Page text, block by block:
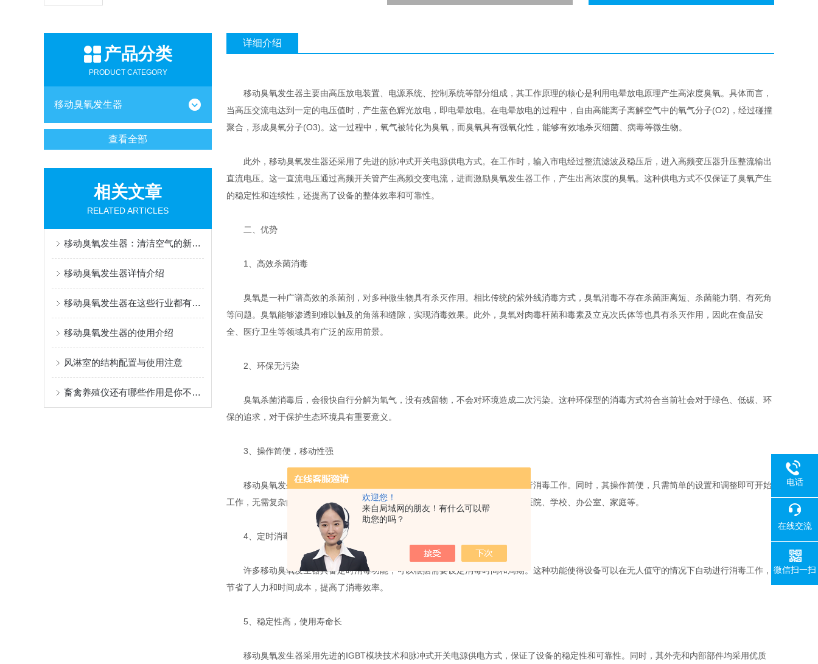
欢迎您！
来自局域网的朋友！有什么可以帮
助您的吗？
产品分类
PRODUCT CATEGORY
移动臭氧发生器
查看全部
相关文章
RELATED ARTICLES
移动臭氧发生器：清洁空气的新利器
移动臭氧发生器详情介绍
移动臭氧发生器在这些行业都有应用
移动臭氧发生器的使用介绍
风淋室的结构配置与使用注意
畜禽养殖仪还有哪些作用是你不知道的呢
详细介绍
移动臭氧发生器主要由高压放电装置、电源系统、控制系统等部分组成，其工作原理的核心是利用电晕放电原理产生高浓度臭氧。具体而言，
当高压交流电达到一定的电压值时，产生蓝色辉光放电，即电晕放电。在电晕放电的过程中，自由高能离子离解空气中的氧气分子(O2)，经过碰撞
聚合，形成臭氧分子(O3)。这一过程中，氧气被转化为臭氧，而臭氧具有强氧化性，能够有效地杀灭细菌、病毒等微生物。
此外，移动臭氧发生器还采用了先进的脉冲式开关电源供电方式。在工作时，输入市电经过整流滤波及稳压后，进入高频变压器升压整流输出
直流电压。这一直流电压通过高频开关管产生高频交变电流，进而激励臭氧发生器工作，产生出高浓度的臭氧。这种供电方式不仅保证了臭氧产生
的稳定性和连续性，还提高了设备的整体效率和可靠性。
二、优势
1、高效杀菌消毒
臭氧是一种广谱高效的杀菌剂，对多种微生物具有杀灭作用。相比传统的紫外线消毒方式，臭氧消毒不存在杀菌距离短、杀菌能力弱、有死角
等问题。臭氧能够渗透到难以触及的角落和缝隙，实现消毒效果。此外，臭氧对肉毒杆菌和毒素及立克次氏体等也具有杀灭作用，因此在食品安
全、医疗卫生等领域具有广泛的应用前景。
2、环保无污染
臭氧杀菌消毒后，会很快自行分解为氧气，没有残留物，不会对环境造成二次污染。这种环保型的消毒方式符合当前社会对于绿色、低碳、环
保的追求，对于保护生态环境具有重要意义。
3、操作简便，移动性强
移动臭氧发生器通常配备有四个移动轮，可以随意移动，方便在不同场合进行消毒工作。同时，其操作简便，只需简单的设置和调整即可开始
工作，无需复杂的操作程序和技术要求。这种便捷性使得其适用于各种场合，如医院、学校、办公室、家庭等。
4、定时消毒功能，实现无人职守
许多移动臭氧发生器具备定时消毒功能，可以根据需要设定消毒时间和周期。这种功能使得设备可以在无人值守的情况下自动进行消毒工作，
节省了人力和时间成本，提高了消毒效率。
5、稳定性高，使用寿命长
移动臭氧发生器采用先进的IGBT模块技术和脉冲式开关电源供电方式，保证了设备的稳定性和可靠性。同时，其外壳和内部部件均采用优质
电话
在线交流
微信扫一扫